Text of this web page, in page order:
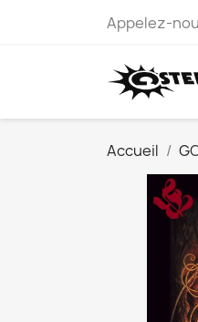
Appelez-
Accueil